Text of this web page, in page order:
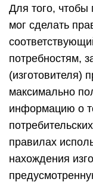
Для того, чтобы
мог сделать
потребностям,
(изготовителя)
максимально
информацию о
правилах
нахождения